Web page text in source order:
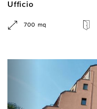
Ufficio
700 mq